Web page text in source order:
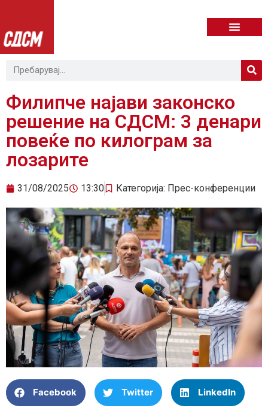
Филипче најави законско
решение на СДСМ: 3 денари
повеќе по килограм за
лозарите
31/08/2025 13:30 Категорија: Прес-конференции
Facebook Twitter LinkedIn